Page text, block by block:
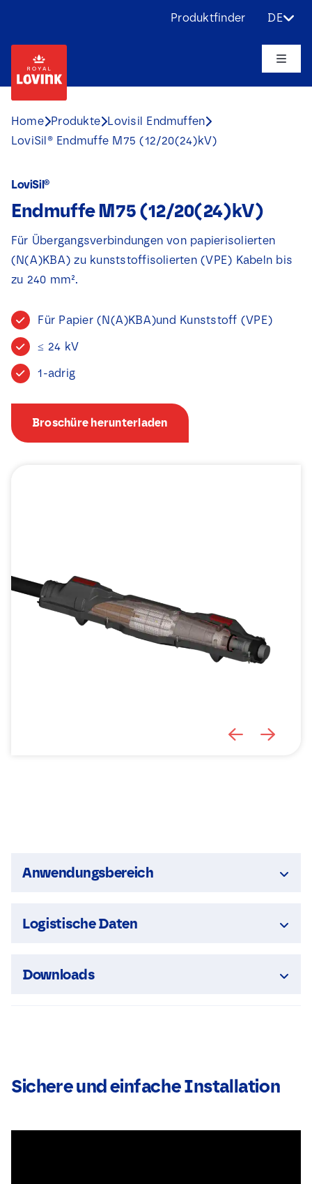
content
Produktfinder DE
Toggle
Produkte
Anwendungen
Herausforderungen
Projekte
Nachrichten
Kontakt
Home Produkte Lovisil Endmuffen
LoviSil® Endmuffe M75 (12/20(24)kV)
LoviSil®
Endmuffe M75 (12/20(24)kV)
Für Übergangsverbindungen von papierisolierten
(N(A)KBA) zu kunststoffisolierten (VPE) Kabeln bis
zu 240 mm².
Für Papier (N(A)KBA)und Kunststoff (VPE)
≤ 24 kV
1-adrig
Broschüre herunterladen
Anwendungsbereich
Logistische Daten
Downloads
Sichere und einfache Installation